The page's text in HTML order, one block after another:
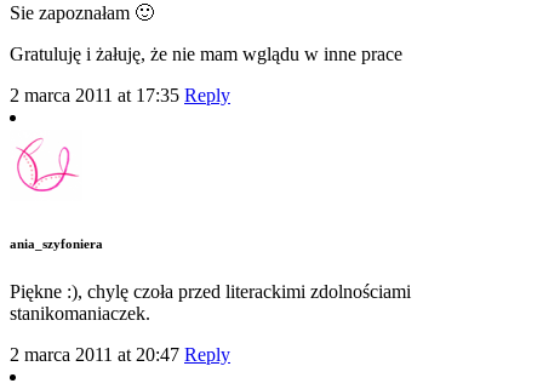
Sie zapoznałam 🙂
Gratuluję i żałuję, że nie mam wglądu w inne prace
2 marca 2011 at 17:35 Reply
ania_szyfoniera
Piękne :), chylę czoła przed literackimi zdolnościami
stanikomaniaczek.
2 marca 2011 at 20:47 Reply